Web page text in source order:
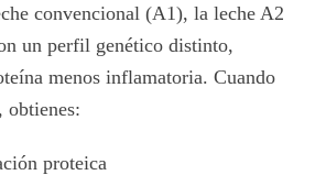
convencional (A1), la leche A2
un perfil genético distinto,
menos inflamatoria. Cuando
obtienes:
proteica